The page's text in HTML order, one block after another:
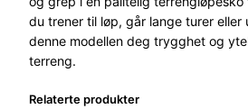
du trener til løp, går lange turer eller
denne modellen deg trygghet og
terreng.
Relaterte produkter